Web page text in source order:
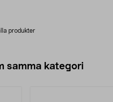
produkter
samma kategori